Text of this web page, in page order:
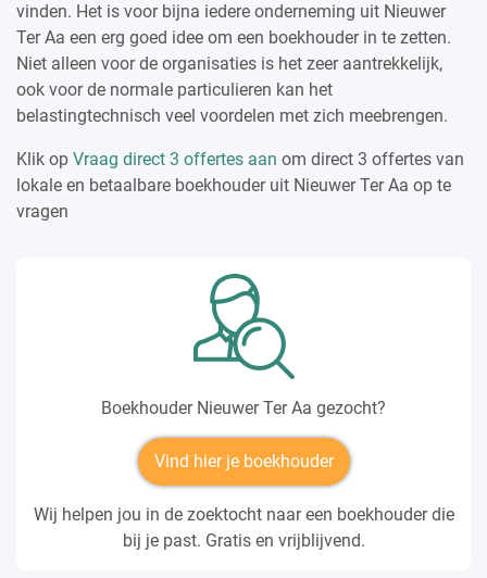
vinden. Het is voor bijna iedere onderneming uit Nieuwer
Ter Aa een erg goed idee om een boekhouder in te zetten.
Niet alleen voor de organisaties is het zeer aantrekkelijk,
ook voor de normale particulieren kan het
belastingtechnisch veel voordelen met zich meebrengen.
Klik op Vraag direct 3 offertes aan om direct 3 offertes van
lokale en betaalbare boekhouder uit Nieuwer Ter Aa op te
vragen
Boekhouder Nieuwer Ter Aa gezocht?
Vind hier je boekhouder
Wij helpen jou in de zoektocht naar een boekhouder die
bij je past. Gratis en vrijblijvend.